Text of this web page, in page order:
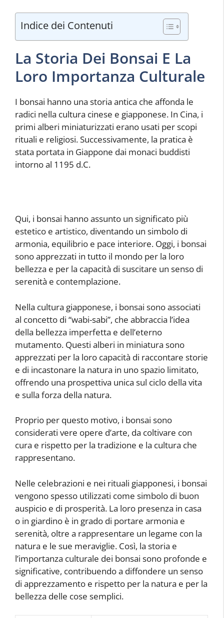
Indice dei Contenuti
La Storia Dei Bonsai E La
Loro Importanza Culturale
I bonsai hanno una storia antica che affonda le
radici nella cultura cinese e giapponese. In Cina, i
primi alberi miniaturizzati erano usati per scopi
rituali e religiosi. Successivamente, la pratica è
stata portata in Giappone dai monaci buddisti
intorno al 1195 d.C.
Qui, i bonsai hanno assunto un significato più
estetico e artistico, diventando un simbolo di
armonia, equilibrio e pace interiore. Oggi, i bonsai
sono apprezzati in tutto il mondo per la loro
bellezza e per la capacità di suscitare un senso di
serenità e contemplazione.
Nella cultura giapponese, i bonsai sono associati
al concetto di “wabi-sabi”, che abbraccia l’idea
della bellezza imperfetta e dell’eterno
mutamento. Questi alberi in miniatura sono
apprezzati per la loro capacità di raccontare storie
e di incastonare la natura in uno spazio limitato,
offrendo una prospettiva unica sul ciclo della vita
e sulla forza della natura.
Proprio per questo motivo, i bonsai sono
considerati vere opere d’arte, da coltivare con
cura e rispetto per la tradizione e la cultura che
rappresentano.
Nelle celebrazioni e nei rituali giapponesi, i bonsai
vengono spesso utilizzati come simbolo di buon
auspicio e di prosperità. La loro presenza in casa
o in giardino è in grado di portare armonia e
serenità, oltre a rappresentare un legame con la
natura e le sue meraviglie. Così, la storia e
l’importanza culturale dei bonsai sono profonde e
significative, contribuendo a diffondere un senso
di apprezzamento e rispetto per la natura e per la
bellezza delle cose semplici.